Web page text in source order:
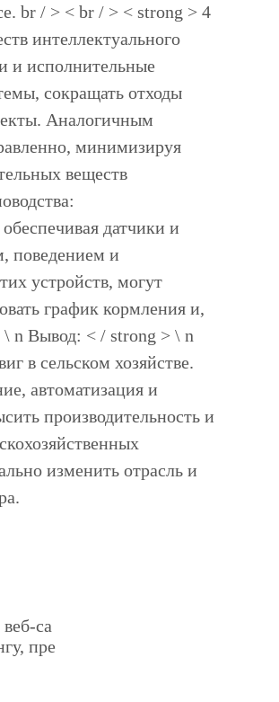
br / > < br / > < strong > 4
интеллектуального
и исполнительные
сокращать отходы
Аналогичным
минимизируя
веществ
датчики и
поведением и
устройств, могут
график кормления и,
\ n Вывод: < / strong > \ n
в сельском хозяйстве.
автоматизация и
производительность и
изменить отрасль и
са
пре